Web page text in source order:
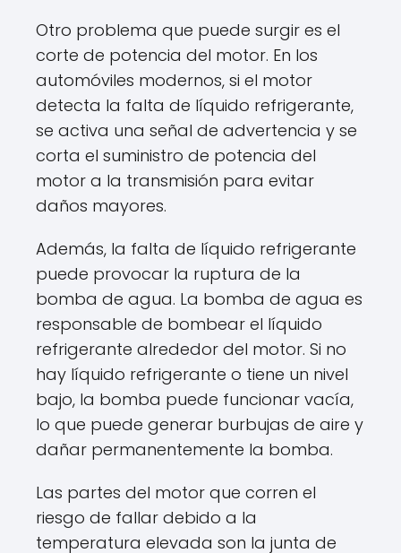
Otro problema que puede surgir es el
corte de potencia del motor. En los
automóviles modernos, si el motor
detecta la falta de líquido refrigerante,
se activa una señal de advertencia y se
corta el suministro de potencia del
motor a la transmisión para evitar
daños mayores.
Además, la falta de líquido refrigerante
puede provocar la ruptura de la
bomba de agua. La bomba de agua es
responsable de bombear el líquido
refrigerante alrededor del motor. Si no
hay líquido refrigerante o tiene un nivel
bajo, la bomba puede funcionar vacía,
lo que puede generar burbujas de aire y
dañar permanentemente la bomba.
Las partes del motor que corren el
riesgo de fallar debido a la
temperatura elevada son la junta de